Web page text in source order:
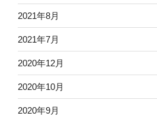
2021年8月
2021年7月
2020年12月
2020年10月
2020年9月